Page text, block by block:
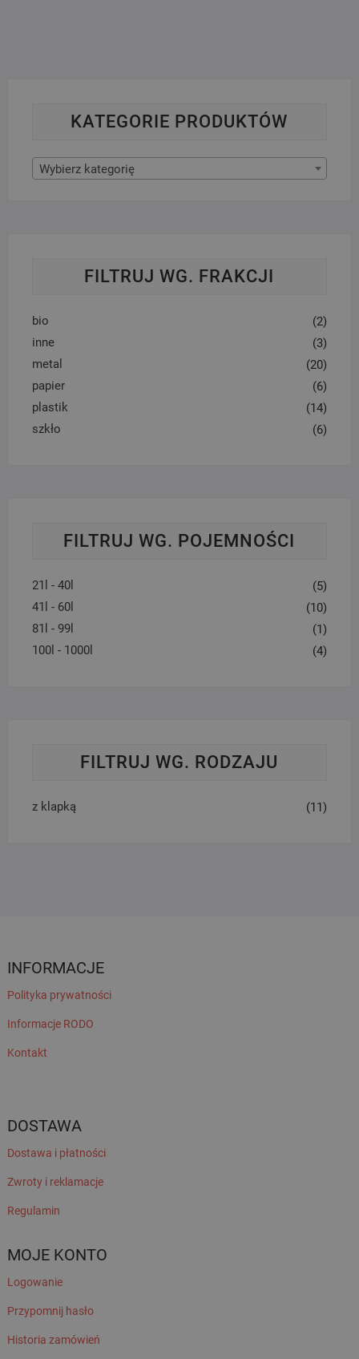
KATEGORIE PRODUKTÓW
Wybierz kategorię
FILTRUJ WG. FRAKCJI
bio
(2)
inne
(3)
metal
(20)
papier
(6)
plastik
(14)
szkło
(6)
FILTRUJ WG. POJEMNOŚCI
21l - 40l
(5)
41l - 60l
(10)
81l - 99l
(1)
100l - 1000l
(4)
FILTRUJ WG. RODZAJU
z klapką (11)
INFORMACJE
Polityka prywatności
Informacje RODO
Kontakt
DOSTAWA
Dostawa i płatności
Zwroty i reklamacje
Regulamin
MOJE KONTO
Logowanie
Przypomnij hasło
Historia zamówień